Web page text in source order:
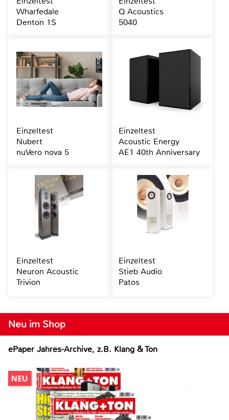
Neu im Shop
ePaper Jahres-Archive, z.B. Klang & Ton
Wharfedale
Denton 1S
Q Acoustics
5040
Einzeltest
Nubert
nuVero nova 5
Einzeltest
Acoustic Energy
AE1 40th Anniversary
Einzeltest
Neuron Acoustic
Trivion
Einzeltest
Stieb Audio
Patos